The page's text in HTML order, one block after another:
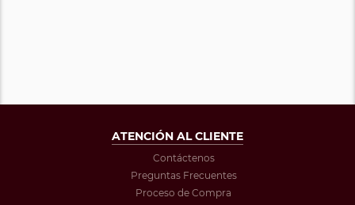
ATENCIÓN AL CLIENTE
Contáctenos
Preguntas Frecuentes
Proceso de Compra